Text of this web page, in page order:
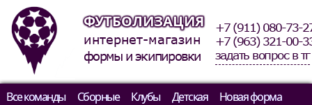
ФУТБОЛИЗАЦИЯ
интернет-магазин
формы и экипировки
+7 (911) 080-73-
+7 (963) 321-00-
задать вопрос в тг
Все команды Сборные Клубы Детская
Новая форма